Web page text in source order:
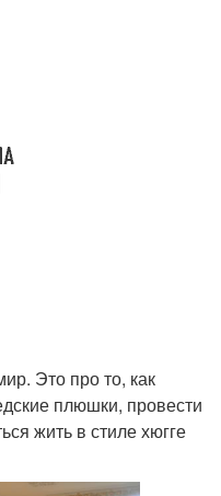
Это про то, как
плюшки, провести
жить в стиле хюгге